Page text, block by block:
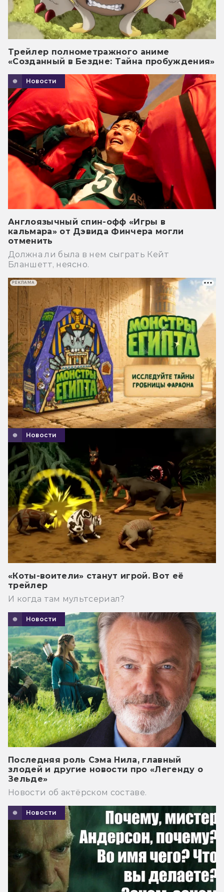
Трейлер полнометражного аниме
«Созданный в Бездне: Тайна пробуждения»
Новости
Англоязычный спин-офф «Игры в
кальмара» от Дэвида Финчера могли
отменить
Должна ли была в нем сыграть Кейт
Бланшетт, неясно.
Новости
«Коты-воители» станут игрой. Вот её
трейлер
И когда там мультсериал?
Новости
Последняя роль Сэма Нила, главный
злодей и другие новости про «Легенду о
Зельде»
Новости об актёрском составе.
Новости
РЕКЛАМА